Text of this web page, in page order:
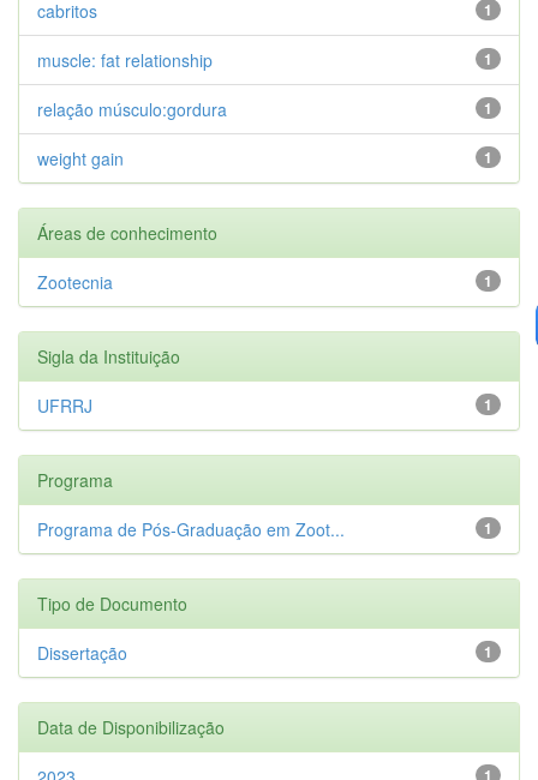
1
cabritos
1
muscle: fat relationship
1
relação músculo:gordura
1
weight gain
Áreas de conhecimento
1
Zootecnia
Sigla da Instituição
1
UFRRJ
Programa
1
Programa de Pós-Graduação em Zoot...
Tipo de Documento
1
Dissertação
Data de Disponibilização
1